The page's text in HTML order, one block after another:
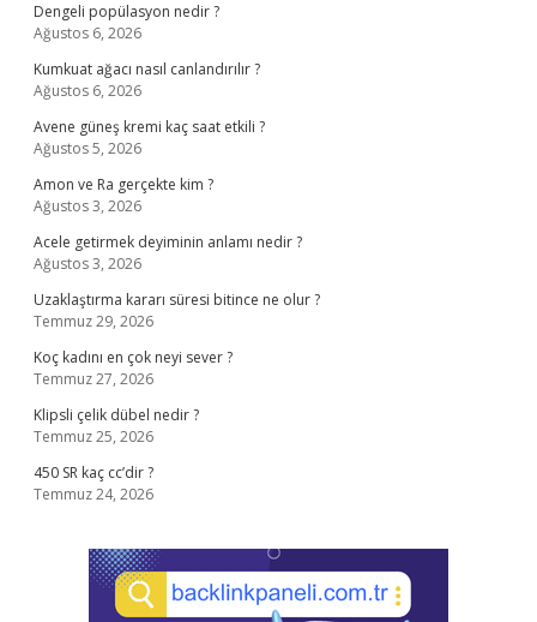
Dengeli popülasyon nedir ?
Ağustos 6, 2026
Kumkuat ağacı nasıl canlandırılır ?
Ağustos 6, 2026
Avene güneş kremi kaç saat etkili ?
Ağustos 5, 2026
Amon ve Ra gerçekte kim ?
Ağustos 3, 2026
Acele getirmek deyiminin anlamı nedir ?
Ağustos 3, 2026
Uzaklaştırma kararı süresi bitince ne olur ?
Temmuz 29, 2026
Koç kadını en çok neyi sever ?
Temmuz 27, 2026
Klipsli çelik dübel nedir ?
Temmuz 25, 2026
450 SR kaç cc’dir ?
Temmuz 24, 2026